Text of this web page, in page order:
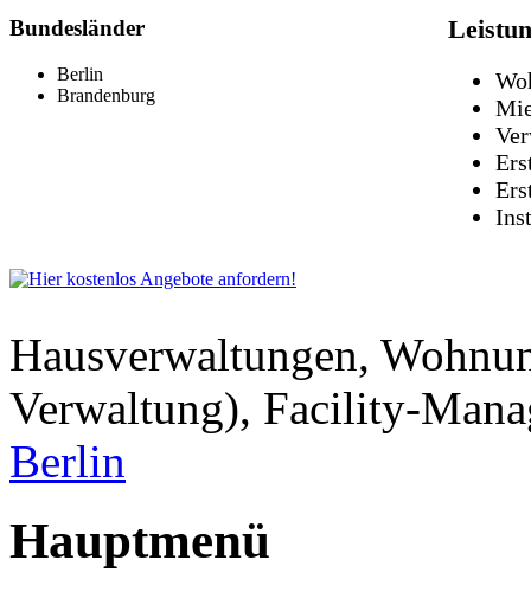
Bundesländer
Berlin
Brandenburg
Hausverwaltungen,
Verwaltung), Facility-
Berlin
Hauptmenü